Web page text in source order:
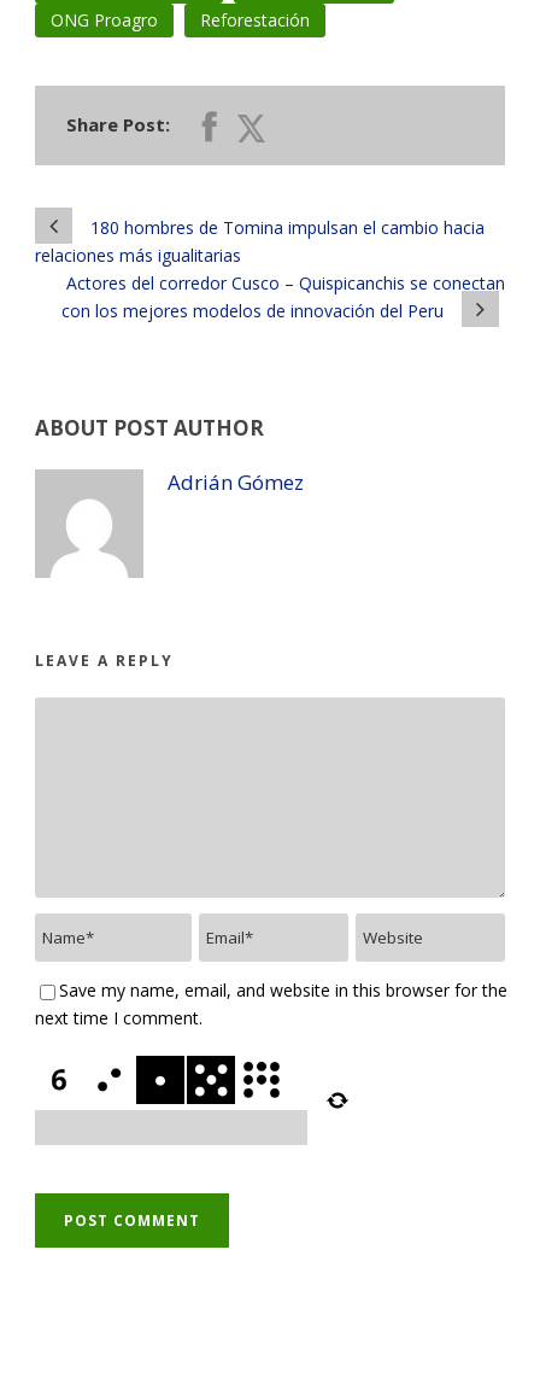
ONG Proagro
Reforestación
Share Post:
180 hombres de Tomina impulsan el cambio hacia
relaciones más igualitarias
Actores del corredor Cusco – Quispicanchis se conectan
con los mejores modelos de innovación del Peru
ABOUT POST AUTHOR
Adrián Gómez
LEAVE A REPLY
Save my name, email, and website in this browser for the
next time I comment.